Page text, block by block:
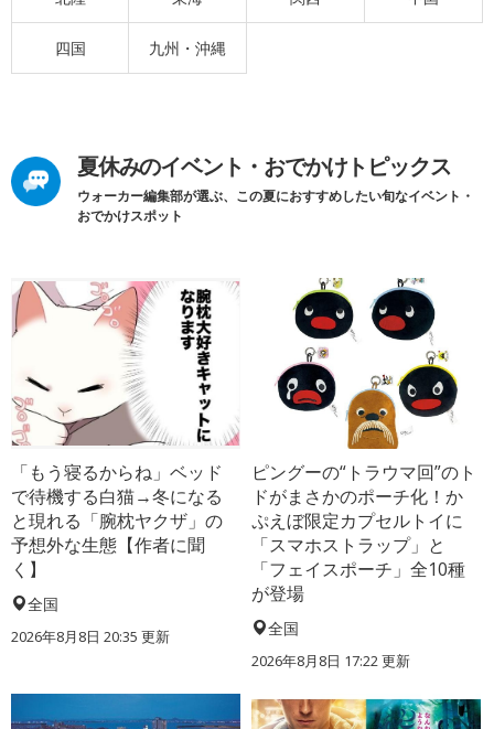
四国 九州・沖縄
夏休みのイベント・おでかけトピックス
ウォーカー編集部が選ぶ、この夏におすすめしたい旬なイベント・
おでかけスポット
「もう寝るからね」ベッド
で待機する白猫→冬になる
と現れる「腕枕ヤクザ」の
予想外な生態【作者に聞
く】
全国
2026年8月8日 20:35 更新
ピングーの“トラウマ回”のト
ドがまさかのポーチ化！か
ぷえぼ限定カプセルトイに
「スマホストラップ」と
「フェイスポーチ」全10種
が登場
全国
2026年8月8日 17:22更新